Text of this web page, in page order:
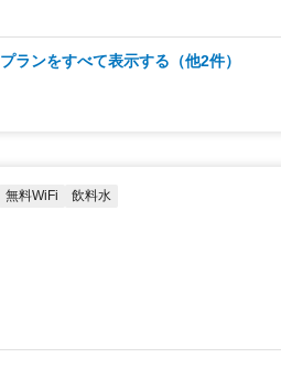
飲料水
プランをすべて表示する（他2件）
無料WiFi 飲料水